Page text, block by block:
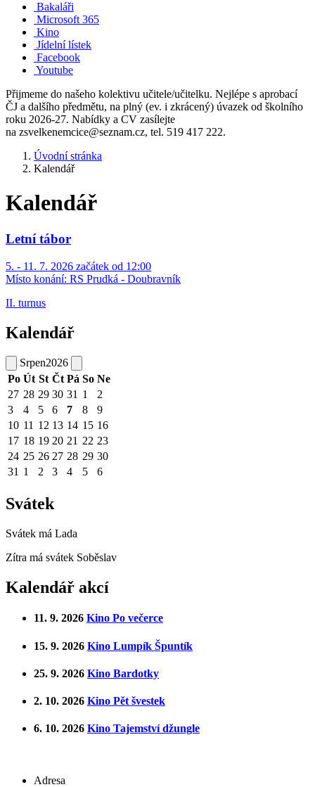
Bakaláři
Microsoft 365
Kino
Jídelní lístek
Facebook
Youtube
Přijmeme do našeho kolektivu učitele/učitelku. Nejlépe s aprobací
ČJ a dalšího předmětu, na plný (ev. i zkrácený) úvazek od školního
roku 2026-27. Nabídky a CV zasílejte
na zsvelkenemcice@seznam.cz, tel. 519 417 222.
Úvodní stránka
Kalendář
Kalendář
Letní tábor
5. - 11. 7. 2026 začátek od 12:00
Místo konání: RS Prudká - Doubravník
II. turnus
Kalendář
Srpen2026
Po Út St Čt Pá So Ne
27 28 29 30 31 1
2
3
4 5 6 7 8
9
10 11 12 13 14 15 16
17 18 19 20 21 22 23
24 25 26 27 28 29 30
31 1 2 3 4 5 6
Svátek
Svátek má Lada
Zítra má svátek Soběslav
Kalendář akcí
11. 9. 2026 Kino Po večerce
15. 9. 2026 Kino Lumpík Špuntík
25. 9. 2026 Kino Bardotky
2. 10. 2026 Kino Pět švestek
6. 10. 2026 Kino Tajemství džungle
Adresa